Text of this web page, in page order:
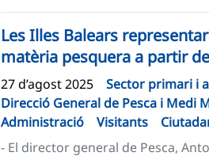
Les Illes Balears
matèria pesquera a partir
27 d’agost 2025 Sector primari i
Direcció General de Pesca i Medi
Administració
Visitants
- El director general de Pesca,